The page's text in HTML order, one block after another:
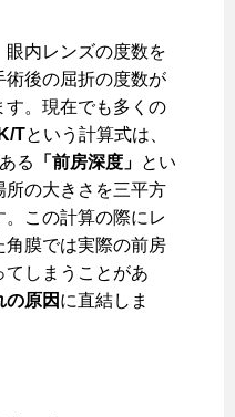
内レンズの度数を
術後の屈折の度数が
す。現在でも多くの
Tという計算式は、
る
「前房深度」 とい
所の大きさを三平方
この計算の際にレ
角膜では実際の前房
しまうことがあ
の原因 に直結しま